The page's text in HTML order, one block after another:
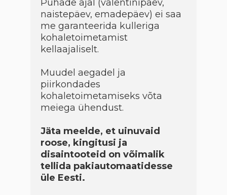
Pühade ajal (valentinipäev,
naistepäev, emadepäev) ei saa
me garanteerida kulleriga
kohaletoimetamist
kellaajaliselt.
Muudel aegadel ja
piirkondades
kohaletoimetamiseks võta
meiega ühendust.
Jäta meelde, et uinuvaid
roose, kingitusi ja
disaintooteid on võimalik
tellida pakiautomaatidesse
üle Eesti.